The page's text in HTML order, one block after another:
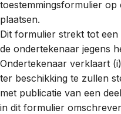
toestemmingsformulier
plaatsen.
Dit formulier strekt tot
de ondertekenaar jegens
Ondertekenaar verklaart
ter beschikking te zullen
met publicatie van een
in dit formulier